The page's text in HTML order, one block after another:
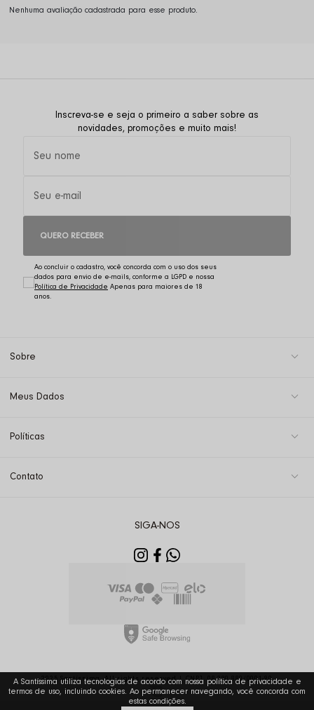
Nenhuma avaliação cadastrada para esse produto.
Inscreva-se e seja o primeiro a saber sobre as
novidades, promoções e muito mais!
QUERO RECEBER
Ao concluir o cadastro, você concorda com o uso dos seus
dados para envio de e-mails, conforme a LGPD e nossa
Política de Privacidade
Sobre
Meus Dados
Políticas
Contato
SIGA-NOS
2025 Santíssima. All rights reserved | CNPJ: 08.290.880/0001-90
A Santíssima utiliza tecnologias de acordo com nossa política de privacidade e
termos de uso, incluindo cookies. Ao permanecer navegando, você concorda com
estas condições.